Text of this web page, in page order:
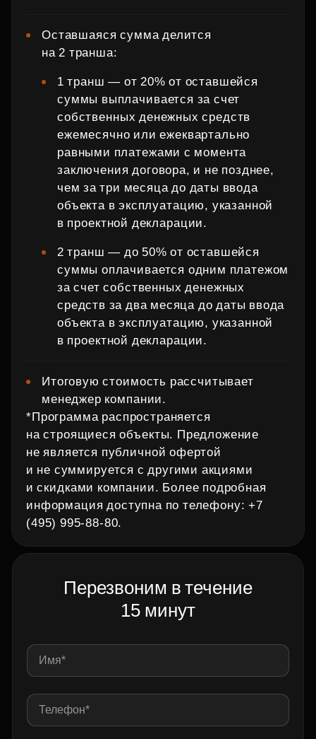
Оставшаяся сумма делится
на 2 транша:
1 транш — от 20% от оставшейся
суммы выплачивается за счет
собственных денежных средств
ежемесячно или ежеквартально
равными платежами с момента
заключения договора, и не позднее,
чем за три месяца до даты ввода
объекта в эксплуатацию, указанной
в проектной декларации.
2 транш — до 50% от оставшейся
суммы оплачивается одним платежом
за счет собственных денежных
средств за два месяца до даты ввода
объекта в эксплуатацию, указанной
в проектной декларации.
Итоговую стоимость рассчитывает
менеджер компании.
*Программа распространяется
на строящиеся объекты. Предложение
не является публичной офертой
и не суммируется с другими акциями
и скидками компании. Более подробная
информация доступна по телефону: +7
(495) 995‑88‑80.
Перезвоним в течение
15 минут